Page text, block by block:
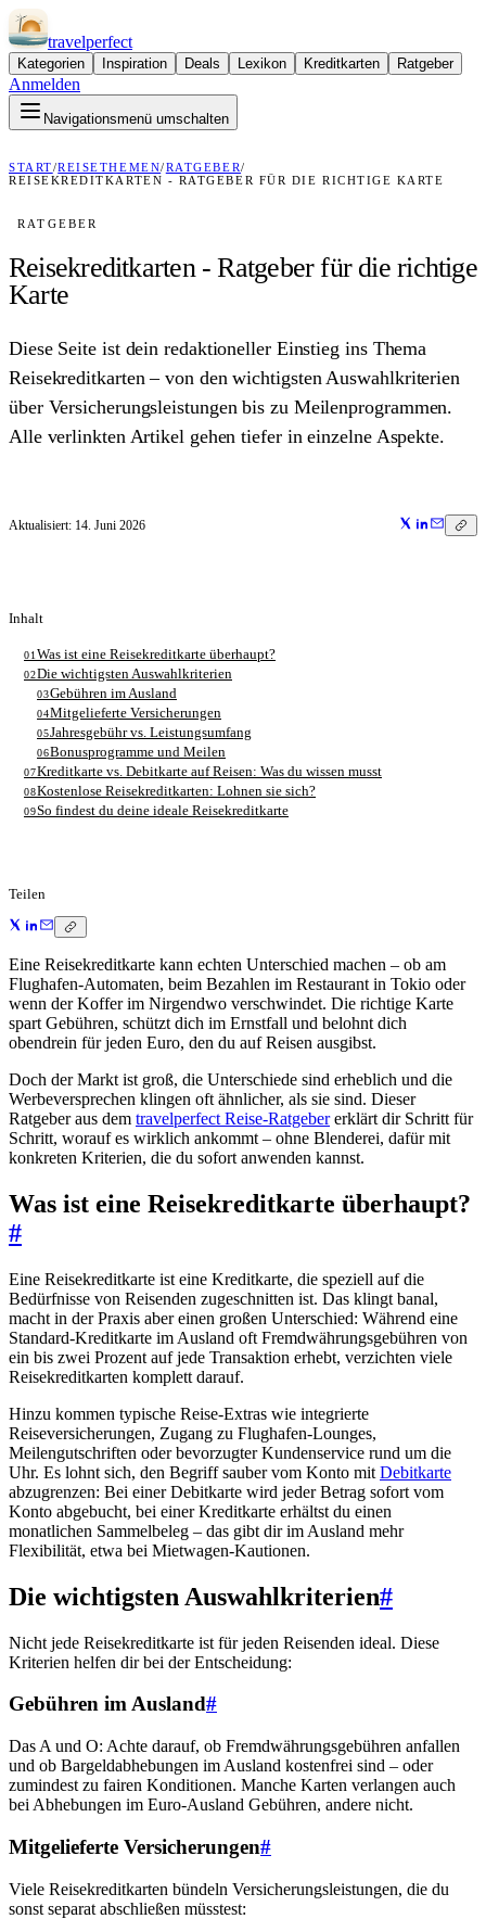
travelperfect
Kategorien Inspiration Deals Lexikon Kreditkarten Ratgeber
Anmelden
Navigationsmenü umschalten
START/REISETHEMEN/RATGEBER/
REISEKREDITKARTEN - RATGEBER FÜR DIE RICHTIGE KARTE
RATGEBER
Reisekreditkarten - Ratgeber für die richtige
Karte
Diese Seite ist dein redaktioneller Einstieg ins Thema
Reisekreditkarten – von den wichtigsten Auswahlkriterien
über Versicherungsleistungen bis zu Meilenprogrammen.
Alle verlinkten Artikel gehen tiefer in einzelne Aspekte.
Aktualisiert: 14. Juni 2026
Inhalt
01 Was ist eine Reisekreditkarte überhaupt?
02Die wichtigsten Auswahlkriterien
03Gebühren im Ausland
04Mitgelieferte Versicherungen
05Jahresgebühr vs. Leistungsumfang
06Bonusprogramme und Meilen
07Kreditkarte vs. Debitkarte auf Reisen: Was du wissen musst
08Kostenlose Reisekreditkarten: Lohnen sie sich?
09So findest du deine ideale Reisekreditkarte
Teilen
Eine Reisekreditkarte kann echten Unterschied machen – ob am
Flughafen-Automaten, beim Bezahlen im Restaurant in Tokio oder
wenn der Koffer im Nirgendwo verschwindet. Die richtige Karte
spart Gebühren, schützt dich im Ernstfall und belohnt dich
obendrein für jeden Euro, den du auf Reisen ausgibst.
Doch der Markt ist groß, die Unterschiede sind erheblich und die
Werbeversprechen klingen oft ähnlicher, als sie sind. Dieser
Ratgeber aus dem travelperfect Reise-Ratgebererklärt dir Schritt für
Schritt, worauf es wirklich ankommt – ohne Blenderei, dafür mit
konkreten Kriterien, die du sofort anwenden kannst.
Was ist eine Reisekreditkarte überhaupt?
#
Eine Reisekreditkarte ist eine Kreditkarte, die speziell auf die
Bedürfnisse von Reisenden zugeschnitten ist. Das klingt banal,
macht in der Praxis aber einen großen Unterschied: Während eine
Standard-Kreditkarte im Ausland oft Fremdwährungsgebühren von
ein bis zwei Prozent auf jede Transaktion erhebt, verzichten viele
Reisekreditkarten komplett darauf.
Hinzu kommen typische Reise-Extras wie integrierte
Reiseversicherungen, Zugang zu Flughafen-Lounges,
Meilengutschriften oder bevorzugter Kundenservice rund um die
Uhr. Es lohnt sich, den Begriff sauber vom Konto mit Debitkarte
abzugrenzen: Bei einer Debitkarte wird jeder Betrag sofort vom
Konto abgebucht, bei einer Kreditkarte erhältst du einen
monatlichen Sammelbeleg – das gibt dir im Ausland mehr
Flexibilität, etwa bei Mietwagen-Kautionen.
Die wichtigsten Auswahlkriterien#
Nicht jede Reisekreditkarte ist für jeden Reisenden ideal. Diese
Kriterien helfen dir bei der Entscheidung:
Gebühren im Ausland#
Das A und O: Achte darauf, ob Fremdwährungsgebühren anfallen
und ob Bargeldabhebungen im Ausland kostenfrei sind – oder
zumindest zu fairen Konditionen. Manche Karten verlangen auch
bei Abhebungen im Euro-Ausland Gebühren, andere nicht.
Mitgelieferte Versicherungen#
Viele Reisekreditkarten bündeln Versicherungsleistungen, die du
sonst separat abschließen müsstest: